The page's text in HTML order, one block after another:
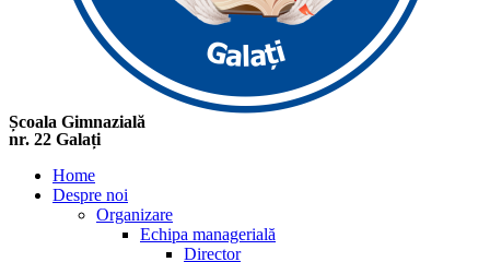
Școala Gimnazială
nr. 22 Galați
Home
Despre noi
Organizare
Echipa managerială
Director